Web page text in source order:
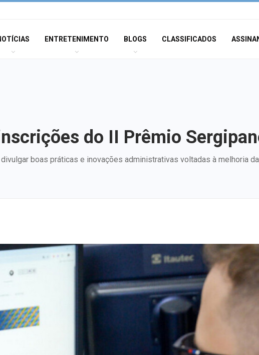
ENTRETENIMENTO BLOGS CLASSIFICADOS
do II Prêmio
boas práticas e inovações administrativas voltadas à melhoria
disponibiliza
Três